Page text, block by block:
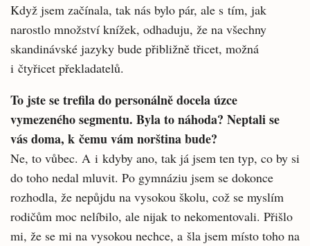
Když jsem začínala, tak nás bylo pár, ale s tím, jak
narostlo množství knížek, odhaduju, že na všechny
skandinávské jazyky bude přibližně třicet, možná
i čtyřicet překladatelů.
To jste se trefila do personálně docela úzce
vymezeného segmentu. Byla to náhoda? Neptali se
vás doma, k čemu vám norština bude?
Ne, to vůbec. A i kdyby ano, tak já jsem ten typ, co by si
do toho nedal mluvit. Po gymnáziu jsem se dokonce
rozhodla, že nepůjdu na vysokou školu, což se myslím
rodičům moc nelíbilo, ale nijak to nekomentovali. Přišlo
mi, že se mi na vysokou nechce, a šla jsem místo toho na